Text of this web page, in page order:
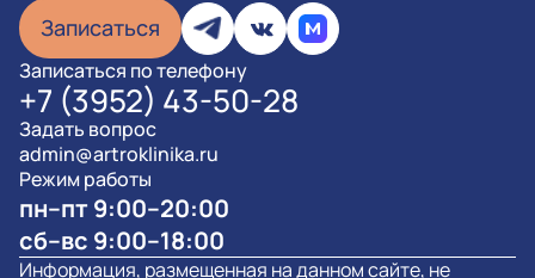
Записаться
Записаться по телефону
+7 (3952) 43-50-28
Задать вопрос
admin@artroklinika.ru
Режим работы
пн–пт 9:00–20:00
сб–вс 9:00–18:00
Информация, размещенная на данном сайте, не